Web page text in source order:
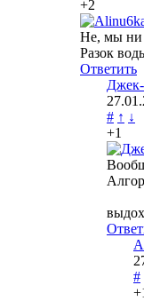
+2
Не, мы ни
Разок
Ответить
# ↑ ↓
+1
#